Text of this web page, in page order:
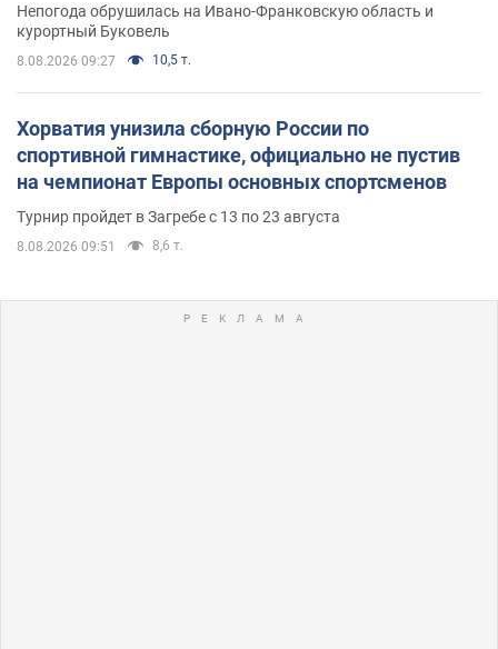
Непогода обрушилась на Ивано-Франковскую область и
курортный Буковель
8.08.2026 09:27 10,5 т.
Хорватия унизила сборную России по
спортивной гимнастике, официально не пустив
на чемпионат Европы основных спортсменов
Турнир пройдет в Загребе с 13 по 23 августа
8.08.2026 09:51 8,6 т.